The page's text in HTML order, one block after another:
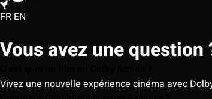
FR EN
Vous avez une question
Vivez une nouvelle expérience cinéma avec